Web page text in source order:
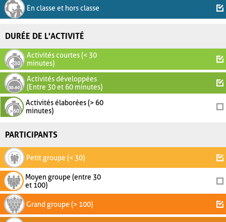
En classe et hors classe
DURÉE DE L'ACTIVITÉ
Activités courtes (< 30
minutes)
Activités développées
(Entre 30 et 60 minutes)
Activités élaborées (> 60
minutes)
PARTICIPANTS
Petit groupe (< 30)
Moyen groupe (entre 30
et 100)
Grand groupe (> 100)